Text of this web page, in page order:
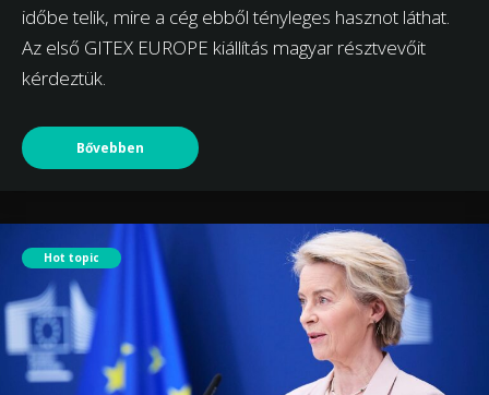
időbe telik, mire a cég ebből tényleges hasznot láthat.
Az első GITEX EUROPE kiállítás magyar résztvevőit
kérdeztük.
Bővebben
Hot topic